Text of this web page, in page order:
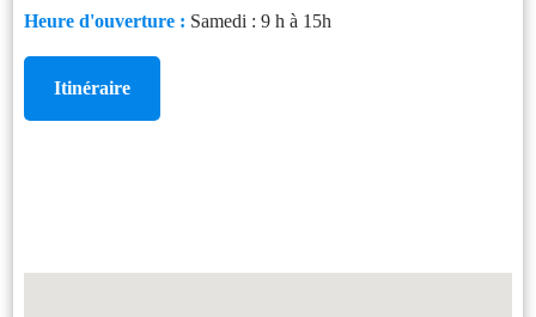
Heure d'ouverture : Samedi : 9 h à 15h
Itinéraire